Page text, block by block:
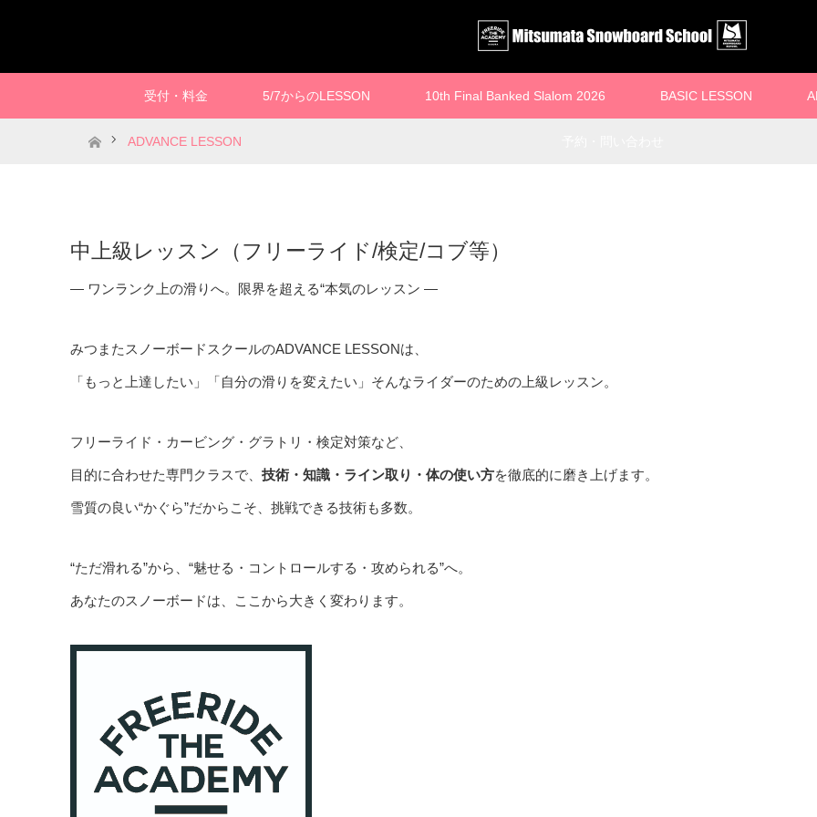
受付・料金 5/7からのLESSON 10th Final Banked Slalom 2026 BASIC LESSON
ホームADVANCE LESSON
中上級レッスン（フリーライド/検定/コブ等）
— ワンランク上の滑りへ。限界を超える“本気のレッスン —
みつまたスノーボードスクールのADVANCE LESSONは、
「もっと上達したい」「自分の滑りを変えたい」そんなライダーのための上級レッスン。
フリーライド・カービング・グラトリ・検定対策など、
目的に合わせた専門クラスで、 技術・知識・ライン取り・体の使い方を徹底的に磨き上げます。
雪質の良い“かぐら”だからこそ、挑戦できる技術も多数。
“ただ滑れる”から、“魅せる・コントロールする・攻められる”へ。
あなたのスノーボードは、ここから大きく変わります。